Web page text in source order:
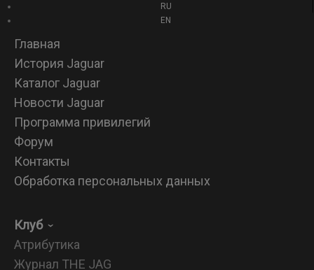
RU
EN
Главная
История Jaguar
Каталог Jaguar
Новости Jaguar
Программа привилегий
Форум
Контакты
Обработка персональных данных
Клуб
Атрибутика
Журнал THE JAG